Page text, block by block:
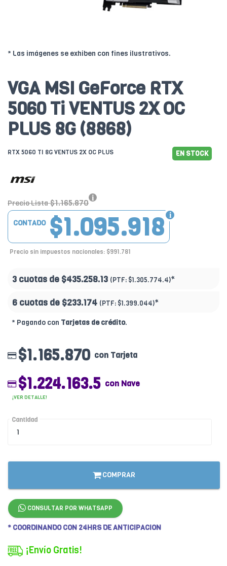
* Las imágenes se exhiben con fines ilustrativos.
VGA MSI GeForce RTX
5060 Ti VENTUS 2X OC
PLUS 8G (8868)
RTX 5060 TI 8G VENTUS 2X OC PLUS EN STOCK
Precio Lista $1.165.870
$1.095.918
CONTADO
Precio sin impuestos nacionales: $991.781
3 cuotas de $435.258.13 (PTF: $1.305.774.4)*
6 cuotas de $233.174 (PTF: $1.399.044)*
* Pagando con Tarjetas de crédito.
$1.165.870 con Tarjeta
$1.224.163.5 con Nave
¡VER DETALLE!
Cantidad
COMPRAR
CONSULTAR POR WHATSAPP
* COORDINANDO CON 24HRS DE ANTICIPACION
¡Envío Gratis!